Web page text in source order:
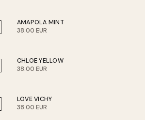
AMAPOLA MINT
38.00 EUR
CHLOE YELLOW
38.00 EUR
LOVE VICHY
38.00 EUR